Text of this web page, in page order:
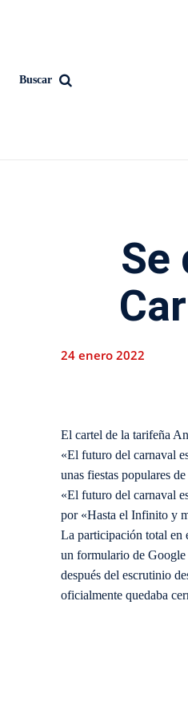
Buscar
Se
24 enero 2022
El cartel de la tarifeña
«El futuro del carnaval
unas fiestas populares
«El futuro del carnaval
por «Hasta el Infinito y
La participación total en
un formulario de Google
después del escrutinio
oficialmente quedaba